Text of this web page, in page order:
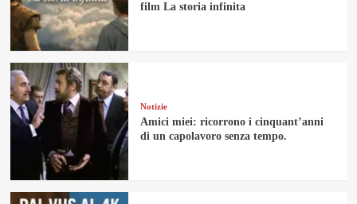
film La storia infinita
Notizie
Amici miei: ricorrono i cinquant’anni
di un capolavoro senza tempo.